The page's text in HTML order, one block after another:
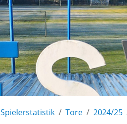
Spielerstatistik Tore 2024/25